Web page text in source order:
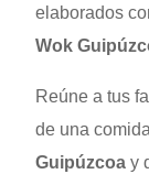
elaborados
Wok
Reúne a tus
de una
Guipúzcoa y